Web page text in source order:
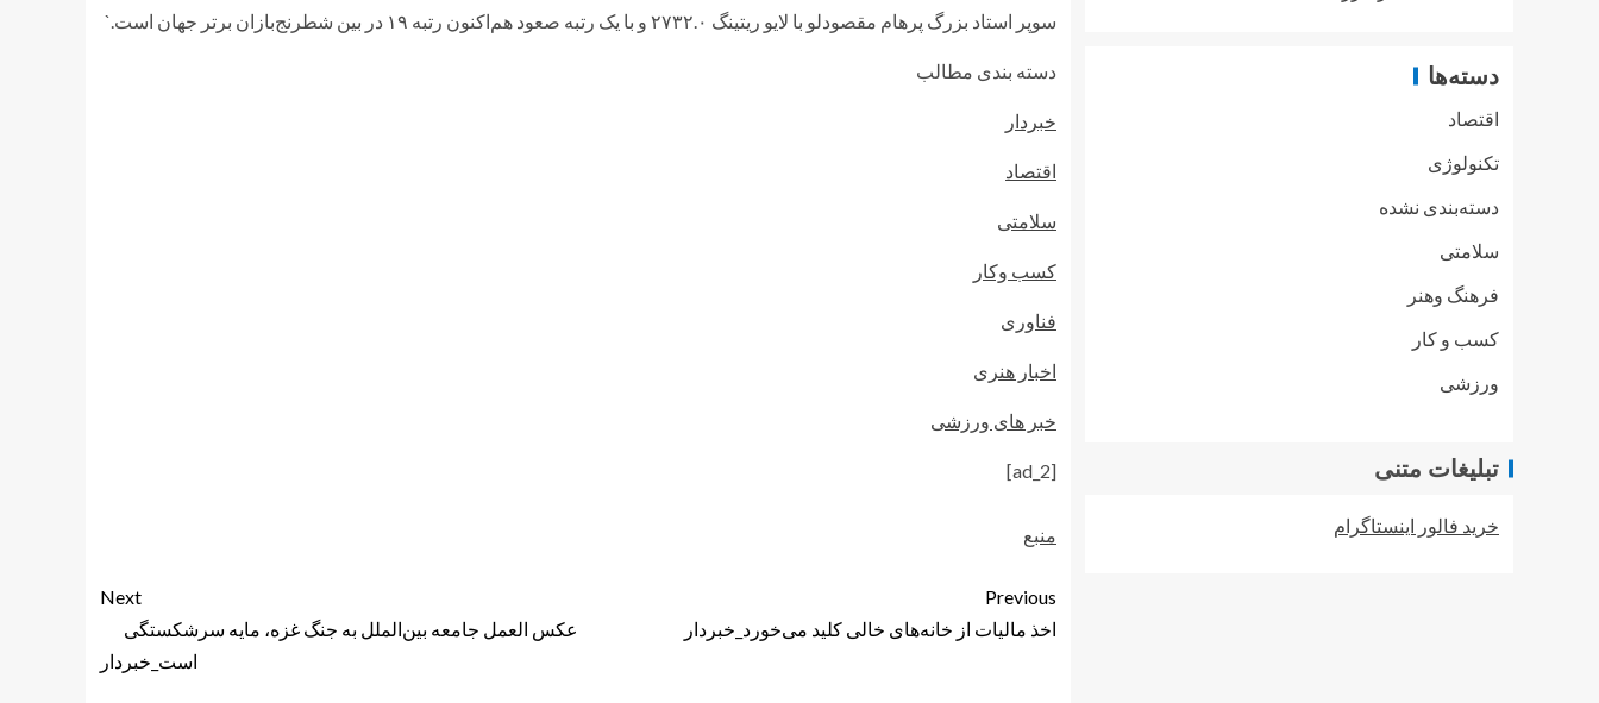
سوپر استاد بزرگ پرهام مقصودلو با لایو ریتینگ ۲۷۳۲.۰ و با یک رتبه صعود هم‌اکنون رتبه ۱۹ در بین شطرنج‌بازان برتر جهان است.`
دسته بندی مطالب
خبردار
اقتصاد
سلامتی
کسب وکار
فناوری
اخبار هنری
خبر های ورزشی
[ad_2]
منبع
Previous
اخذ مالیات از خانه‌های خالی کلید می‌خورد_خبردار
Next
عکس العمل جامعه بین‌الملل به جنگ غزه، مایه سرشکستگی
است_خبردار
دسته‌ها
اقتصاد
تکنولوژی
دسته‌بندی نشده
سلامتی
فرهنگ وهنر
کسب و کار
ورزشی
تبلیغات متنی
خرید فالور اینستاگرام